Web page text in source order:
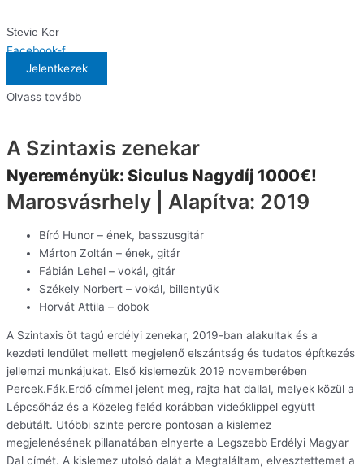
Stevie Ker
Facebook-f
Jelentkezek
Olvass tovább
A Szintaxis zenekar
Nyereményük: Siculus Nagydíj 1000€!
Marosvásrhely | Alapítva: 2019
Bíró Hunor – ének, basszusgitár
Márton Zoltán – ének, gitár
Fábián Lehel – vokál, gitár
Székely Norbert – vokál, billentyűk
Horvát Attila – dobok
A Szintaxis öt tagú erdélyi zenekar, 2019-ban alakultak és a
kezdeti lendület mellett megjelenő elszántság és tudatos építkezés
jellemzi munkájukat. Első kislemezük 2019 novemberében
Percek.Fák.Erdő címmel jelent meg, rajta hat dallal, melyek közül a
Lépcsőház és a Közeleg feléd korábban videóklippel együtt
debütált. Utóbbi szinte percre pontosan a kislemez
megjelenésének pillanatában elnyerte a Legszebb Erdélyi Magyar
Dal címét. A kislemez utolsó dalát a Megtaláltam, elvesztettemet a